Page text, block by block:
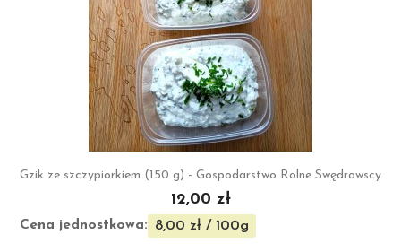
Gzik ze szczypiorkiem (150 g) - Gospodarstwo Rolne Swędrowscy
12,00 zł
Cena jednostkowa: 8,00 zł / 100g